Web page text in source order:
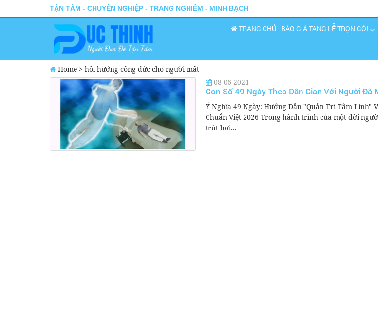
TẬN TÂM - CHUYÊN NGHIỆP - TRANG NGHIÊM - MINH BẠCH
TRANG CHỦ BÁO GIÁ TANG LỄ TRỌN GÓI
Home > hồi hướng công đức cho người mất
08-06-2024
Con Số 49 Ngày Theo Dân Gian Với Người Đã
Ý Nghĩa 49 Ngày: Hướng Dẫn "Quản Trị Tâm Linh"
Chuẩn Việt 2026 Trong hành trình của một đời
trút hơi...